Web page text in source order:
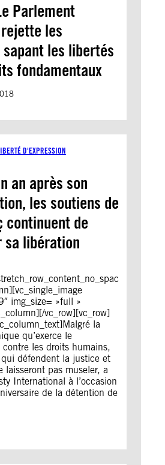
Parlement
les
les libertés
fondamentaux
D'EXPRESSION
an après son
les soutiens de
continuent de
sa libération
img_size= »full »
vc_row][vc_row]
la
qu’exerce le
contre les droits humains,
défendent la justice et
laisseront pas museler, a
International à l’occasion
de la détention de